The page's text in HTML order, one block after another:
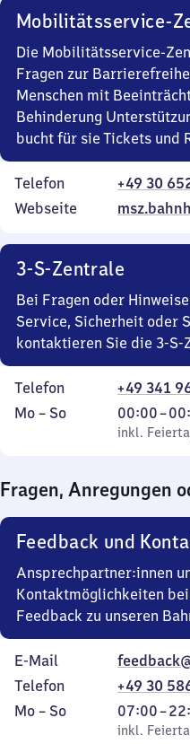
Mobilitätsservice-
Die Mobilitätsservice-
Fragen zur
Menschen mit
Behinderung
bucht für sie Tickets und
Telefon
+49 30
Webseite
3-S-Zentrale
Bei Fragen oder
Service, Sicherheit oder
kontaktieren Sie die 3-
Telefon
+49 341
Montag
Mo – So,
inkl. Feiertage
00:00–
Von
0
0
Uhr
inkl.
Fragen, Anregungen
Feedback und
Ansprechpartner:innen
Kontaktmöglichkeiten
Feedback zu unseren
E-Mail
Telefon
+49 30
Montag
Mo – So,
inkl. Feiertage
07:00–
Von
7
inkl.